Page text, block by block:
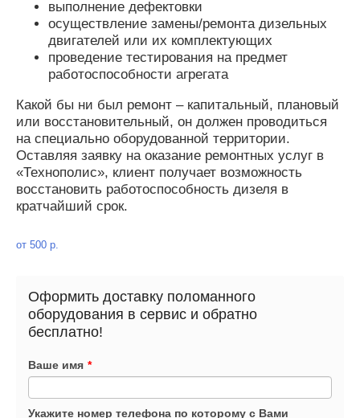
выполнение дефектовки
осуществление замены/ремонта дизельных
двигателей или их комплектующих
проведение тестирования на предмет
работоспособности агрегата
Какой бы ни был ремонт – капитальный, плановый
или восстановительный, он должен проводиться
на специально оборудованной территории.
Оставляя заявку на оказание ремонтных услуг в
«Технополис», клиент получает возможность
восстановить работоспособность дизеля в
кратчайший срок.
от 500 р.
Оформить доставку поломанного
оборудования в сервис и обратно
бесплатно!
Ваше имя *
Укажите номер телефона по которому с Вами